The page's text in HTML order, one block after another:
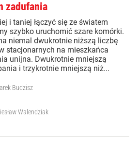
zadufania
i taniej łączyć się ze światem
szybko uruchomić szare komórki.
niemal dwukrotnie niższą liczbę
stacjonarnych na mieszkańca
unijna. Dwukrotnie mniejszą
i trzykrotnie mniejszą niż...
Budzisz
Walendziak